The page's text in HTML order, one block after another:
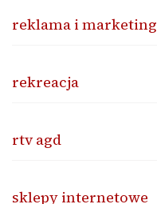
reklama i marketing
rekreacja
rtv agd
sklepy internetowe